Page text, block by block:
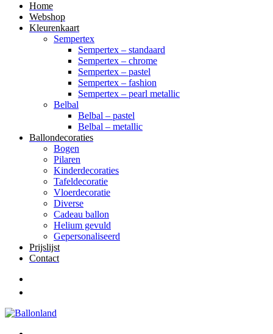
Home
Webshop
Kleurenkaart
Sempertex
Sempertex – standaard
Sempertex – chrome
Sempertex – pastel
Sempertex – fashion
Sempertex – pearl metallic
Belbal
Belbal – pastel
Belbal – metallic
Ballondecoraties
Bogen
Pilaren
Kinderdecoraties
Tafeldecoratie
Vloerdecoratie
Diverse
Cadeau ballon
Helium gevuld
Gepersonaliseerd
Prijslijst
Contact